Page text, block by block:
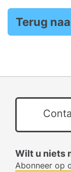
Terug
Wilt u niets
Abonneer op